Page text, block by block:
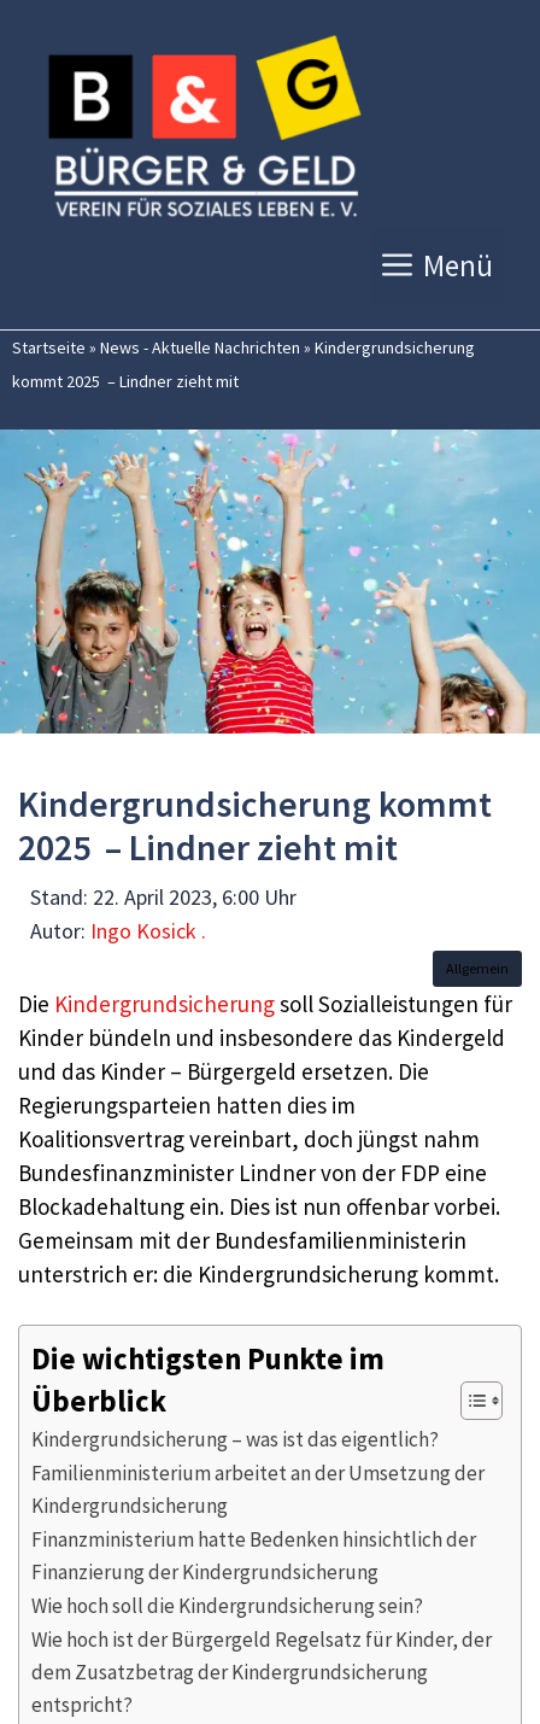
Inhalt
springen
Menü
Startseite » News - Aktuelle Nachrichten » Kindergrundsicherung
kommt 2025 – Lindner zieht mit
Kindergrundsicherung kommt
2025 – Lindner zieht mit
Stand: 22. April 2023, 6:00 Uhr
Autor: Ingo Kosick .
Allgemein
Die Kindergrundsicherungsoll Sozialleistungen für
Kinder bündeln und insbesondere das Kindergeld
und das Kinder – Bürgergeld ersetzen. Die
Regierungsparteien hatten dies im
Koalitionsvertrag vereinbart, doch jüngst nahm
Bundesfinanzminister Lindner von der FDP eine
Blockadehaltung ein. Dies ist nun offenbar vorbei.
Gemeinsam mit der Bundesfamilienministerin
unterstrich er: die Kindergrundsicherung kommt.
Die wichtigsten Punkte im
Überblick
Kindergrundsicherung – was ist das eigentlich?
Familienministerium arbeitet an der Umsetzung der
Kindergrundsicherung
Finanzministerium hatte Bedenken hinsichtlich der
Finanzierung der Kindergrundsicherung
Wie hoch soll die Kindergrundsicherung sein?
Wie hoch ist der Bürgergeld Regelsatz für Kinder, der
dem Zusatzbetrag der Kindergrundsicherung
entspricht?